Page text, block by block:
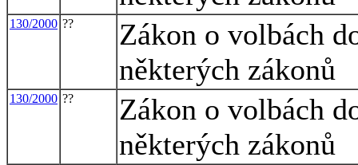
130/2000 ??
Zákon o volbách
některých zákonů
130/2000 ??
Zákon o volbách
některých zákonů